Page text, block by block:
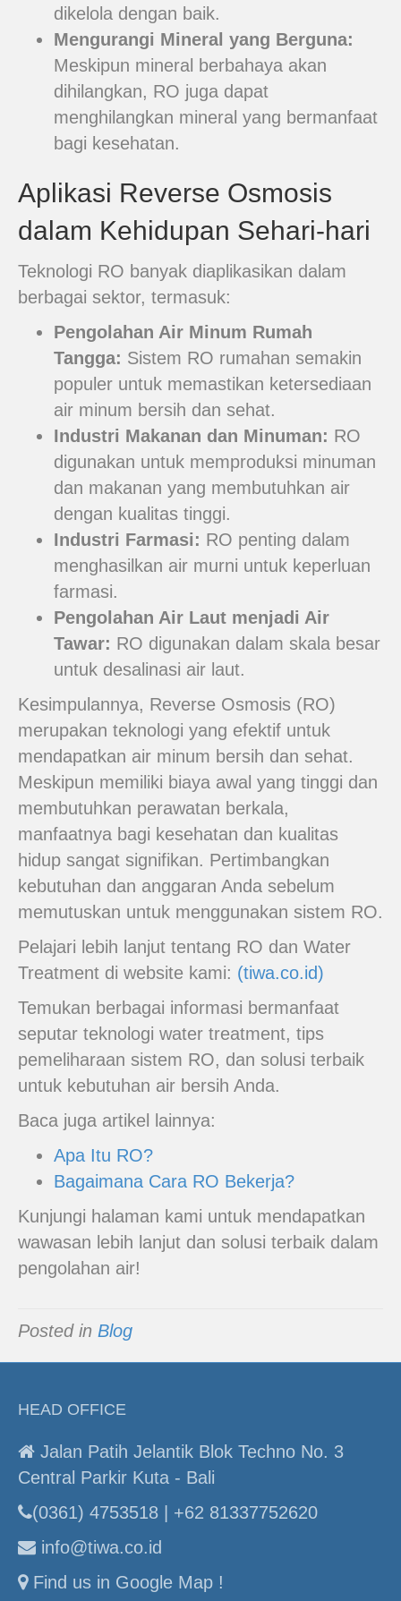
dikelola dengan baik.
Mengurangi Mineral yang Berguna:
Meskipun mineral berbahaya akan
dihilangkan, RO juga dapat
menghilangkan mineral yang bermanfaat
bagi kesehatan.
Aplikasi Reverse Osmosis
dalam Kehidupan Sehari-hari
Teknologi RO banyak diaplikasikan dalam
berbagai sektor, termasuk:
Pengolahan Air Minum Rumah
Tangga: Sistem RO rumahan semakin
populer untuk memastikan ketersediaan
air minum bersih dan sehat.
Industri Makanan dan Minuman: RO
digunakan untuk memproduksi minuman
dan makanan yang membutuhkan air
dengan kualitas tinggi.
Industri Farmasi: RO penting dalam
menghasilkan air murni untuk keperluan
farmasi.
Pengolahan Air Laut menjadi Air
Tawar: RO digunakan dalam skala besar
untuk desalinasi air laut.
Kesimpulannya, Reverse Osmosis (RO)
merupakan teknologi yang efektif untuk
mendapatkan air minum bersih dan sehat.
Meskipun memiliki biaya awal yang tinggi dan
membutuhkan perawatan berkala,
manfaatnya bagi kesehatan dan kualitas
hidup sangat signifikan. Pertimbangkan
kebutuhan dan anggaran Anda sebelum
memutuskan untuk menggunakan sistem RO.
Pelajari lebih lanjut tentang RO dan Water
Treatment di website kami: (tiwa.co.id)
Temukan berbagai informasi bermanfaat
seputar teknologi water treatment, tips
pemeliharaan sistem RO, dan solusi terbaik
untuk kebutuhan air bersih Anda.
Baca juga artikel lainnya:
Apa Itu RO?
Bagaimana Cara RO Bekerja?
Kunjungi halaman kami untuk mendapatkan
wawasan lebih lanjut dan solusi terbaik dalam
pengolahan air!
Posted in Blog
HEAD OFFICE
Jalan Patih Jelantik Blok Techno No. 3
Central Parkir Kuta - Bali
(0361) 4753518 | +62 81337752620
info@tiwa.co.id
Find us in Google Map !